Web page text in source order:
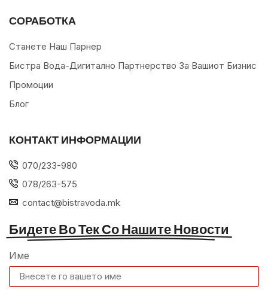
СОРАБОТКА
Станете Наш Парнер
Бистра Вода-Дигитално Партнерство За Вашиот Бизнис
Промоции
Блог
КОНТАКТ ИНФОРМАЦИИ
070/233-980
078/263-575
contact@bistravoda.mk
Бидете Во Тек Со Нашите Новости
Име